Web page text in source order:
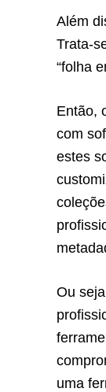
Além
Trata-
“folha
Então,
com
estes
Ou
uma